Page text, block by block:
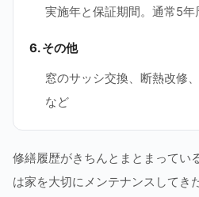
実施年と保証期間。通常5年
6. その他
窓のサッシ交換、断熱改修
など
修繕履歴がきちんとまとまってい
は家を大切にメンテナンスしてき